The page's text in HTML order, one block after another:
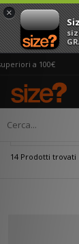
×
a 100€
Home Donna
14 Prodotti trovati
ebbe grande